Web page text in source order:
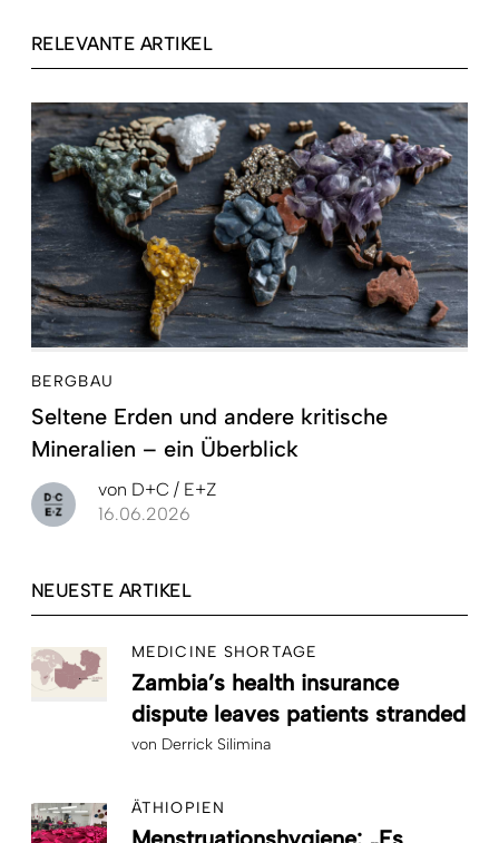
RELEVANTE ARTIKEL
BERGBAU
Seltene Erden und andere kritische
Mineralien – ein Überblick
von D+C / E+Z
16.06.2026
NEUESTE ARTIKEL
MEDICINE SHORTAGE
Zambia’s health insurance
dispute leaves patients stranded
von Derrick Silimina
ÄTHIOPIEN